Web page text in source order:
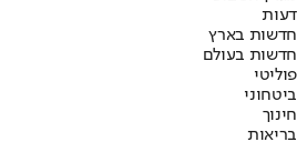
דעות
חדשות בארץ
חדשות בעולם
פוליטי
ביטחוני
חינוך
בריאות